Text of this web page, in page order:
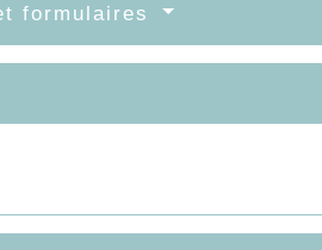
formulaires